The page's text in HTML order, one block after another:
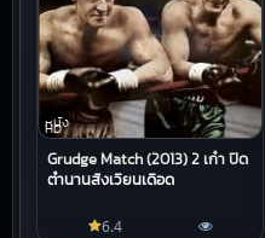
หนัง
HD
Grudge Match (2013) 2 เก๋า ปิด
ตำนานสังเวียนเดือด
6.4